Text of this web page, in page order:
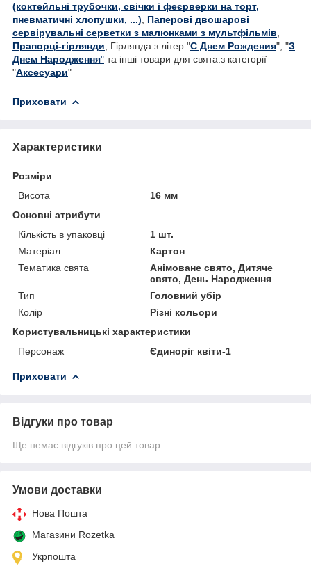
(коктейльні трубочки, свічки і феєрверки на торт,
пневматичні хлопушки, ...)
Паперові двошарові
сервірувальні серветки з малюнками з мультфільмів
Прапорці-гірлянди , Гірлянда з літер "С Днем Рождения", "З
Днем Народження" та інші товари для свята.з категорії
"Аксесуари"
Приховати
Характеристики
Розміри
Висота
16 мм
Основні атрибути
Кількість в упаковці
1 шт.
Матеріал
Картон
Тематика свята
Анімоване свято, Дитяче
свято, День Народження
Тип
Головний убір
Колір
Різні кольори
Користувальницькі характеристики
Персонаж
Єдиноріг квіти-1
Приховати
Відгуки про товар
Ще немає відгуків про цей товар
Умови доставки
Нова Пошта
Магазини Rozetka
Укрпошта